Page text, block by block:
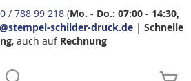
/ 788 99 218 (Mo. - Do.: 07:00 - 14:30,
schilder-druck.de| Schnelle
, auch auf Rechnung